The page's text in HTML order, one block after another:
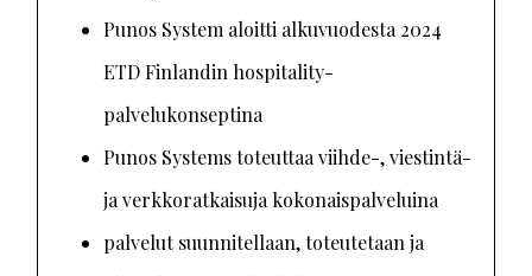
Punos System aloitti alkuvuodesta 2024
ETD Finlandin hospitality-
palvelukonseptina
Punos Systems toteuttaa viihde-, viestintä-
ja verkkoratkaisuja kokonaispalveluina
palvelut suunnitellaan, toteutetaan ja